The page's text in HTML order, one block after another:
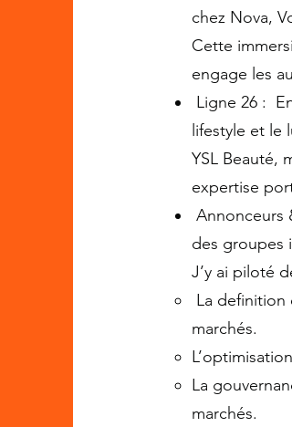
chez Nova,
Cette
engage les
Ligne 26 :
lifestyle et le
YSL Beauté,
expertise
Annonceurs
des groupes
J’y ai piloté
La
marchés.
La
marchés.